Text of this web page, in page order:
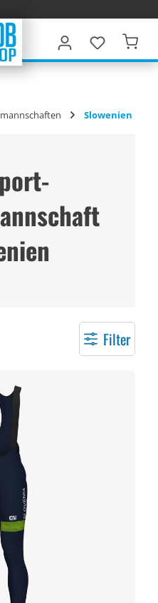
Slowenien
Filter